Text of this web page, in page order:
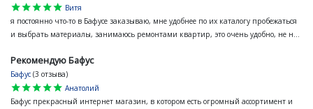
star
star
star
star
star
Витя
я постоянно что-то в Бафусе заказываю, мне удобнее по их каталогу пробежаться
и выбрать материалы, занимаюсь ремонтами квартир, это очень удобно, не н...
Рекомендую Бафус
Бафус (3 отзыва)
star
star
star
star
star
Анатолий
Бафус прекрасный интернет магазин, в котором есть огромный ассортимент и